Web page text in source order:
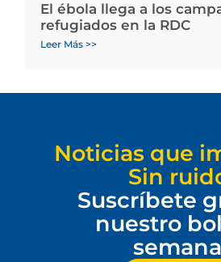
El ébola llega a los
refugiados en la RDC
Leer Más >>
Noticias que
Sin
Suscríbete
nuestro